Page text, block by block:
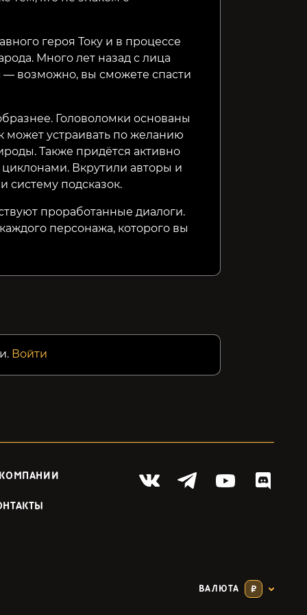
героя Току и в процессе
Много лет назад с лица
возможно, вы сможете спасти
Головоломки основаны
может устраивать по желанию
Также придётся активно
циклонами. Вкрутили авторы и
систему подсказок.
проработанные диалоги.
персонажа, которого вы
Войти
ВАЛЮТА ₽